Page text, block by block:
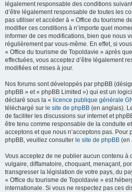
légalement responsable des conditions
d’être légalement responsable de toutes les
pas utiliser et accéder à « Office du tourisme
modifier ces conditions à n’importe quel
informer de ces modifications, bien que nous
régulièrement par vous-même. En effet, si
« Office du tourisme de Topoldavie » après
effectuées, vous acceptez d’être légalement
modifiées et mises à jour.
Nos forums sont développés par phpBB
phpBB » et « phpBB Limited ») qui est un
déclaré sous la « licence publique générale
téléchargé sur le site de phpBB (en anglais).
de faciliter les discussions sur internet et
être tenu comme responsable de la conduite
acceptons et que nous n’acceptons pas. Pour
phpBB, veuillez consulter le site de phpBB (en
Vous acceptez de ne publier aucun contenu à
vulgaire, diffamatoire, choquant, menaçant,
transgresser la législation de votre pays, du
« Office du tourisme de Topoldavie » est
internationale. Si vous ne respectez pas ces